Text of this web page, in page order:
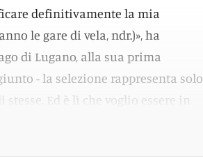
definitivamente la mia
le gare di vela, ndr.)», ha
di Lugano, alla sua prima
- la selezione rappresenta solo
Ed è lì che voglio essere in